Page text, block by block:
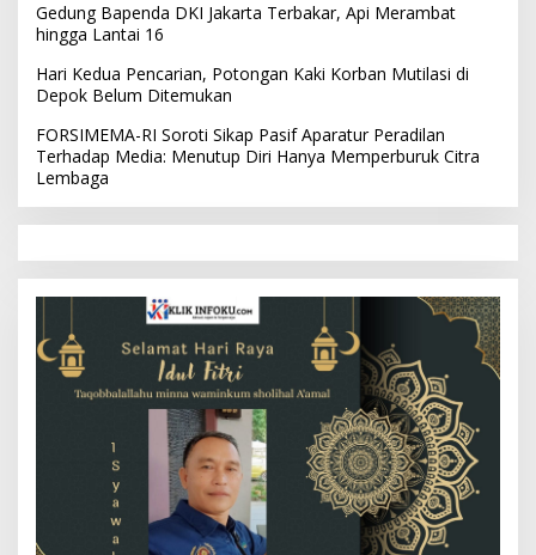
Gedung Bapenda DKI Jakarta Terbakar, Api Merambat
hingga Lantai 16
Hari Kedua Pencarian, Potongan Kaki Korban Mutilasi di
Depok Belum Ditemukan
FORSIMEMA-RI Soroti Sikap Pasif Aparatur Peradilan
Terhadap Media: Menutup Diri Hanya Memperburuk Citra
Lembaga